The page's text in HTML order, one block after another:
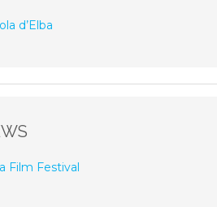
d’Elba
Film Festival